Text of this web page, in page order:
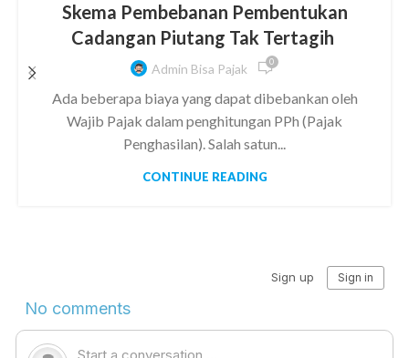
Skema Pembebanan Pembentukan
Cadangan Piutang Tak Tertagih
Admin Bisa Pajak 0
Ada beberapa biaya yang dapat dibebankan oleh
Wajib Pajak dalam penghitungan PPh (Pajak
Penghasilan). Salah satun...
CONTINUE READING